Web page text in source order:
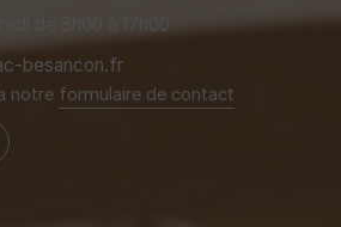
de 8h00 à 17h00
besancon.fr
notre formulaire de contact